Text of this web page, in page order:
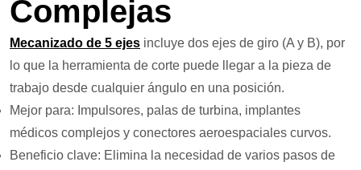
Complejas
Mecanizado de 5 ejes incluye dos ejes de giro (A y B), por
lo que la herramienta de corte puede llegar a la pieza de
trabajo desde cualquier ángulo en una posición.
Mejor para: Impulsores, palas de turbina, implantes
médicos complejos y conectores aeroespaciales curvos.
Beneficio clave: Elimina la necesidad de varios pasos de